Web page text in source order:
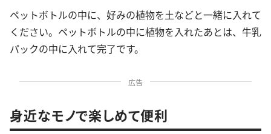
ペットボトルの中に、好みの植物を土などと一緒に入れて
ください。ペットボトルの中に植物を入れたあとは、牛乳
パックの中に入れて完了です。
広告
身近なモノで楽しめて便利